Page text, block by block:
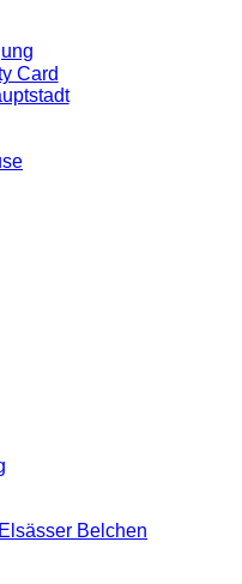
Card
Belchen